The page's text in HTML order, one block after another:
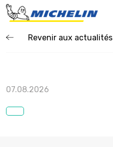
Revenir aux actualités
07.08.2026